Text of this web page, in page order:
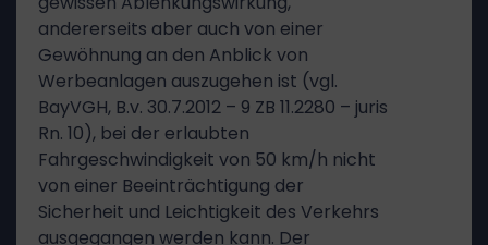
andererseits aber auch von einer
Gewöhnung an den Anblick von
Werbeanlagen auszugehen ist (vgl.
BayVGH, B.v. 30.7.2012 – 9 ZB 11.2280 – juris
Rn. 10), bei der erlaubten
Fahrgeschwindigkeit von 50 km/h nicht
von einer Beeinträchtigung der
Sicherheit und Leichtigkeit des Verkehrs
ausgegangen werden kann. Der